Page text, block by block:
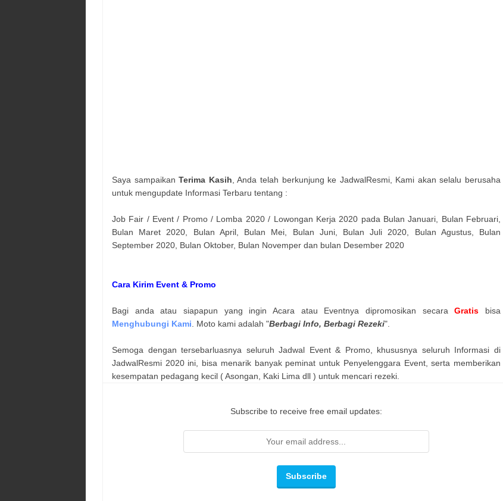
Saya sampaikanTerima Kasih, Anda telah berkunjung ke JadwalResmi, Kami akan selalu berusaha
untuk mengupdate Informasi Terbaru tentang :
Job Fair / Event / Promo / Lomba 2020 / Lowongan Kerja 2020 pada Bulan Januari, Bulan Februari,
Bulan Maret 2020, Bulan April, Bulan Mei, Bulan Juni, Bulan Juli 2020, Bulan Agustus, Bulan
September 2020, Bulan Oktober, Bulan Novemper dan bulan Desember 2020
Cara Kirim Event & Promo
Bagi anda atau siapapun yang ingin Acara atau Eventnya dipromosikan secaraGratis bisa
Menghubungi Kami. Moto kami adalah "Berbagi Info, Berbagi Rezeki".
Semoga dengan tersebarluasnya seluruh Jadwal Event & Promo, khususnya seluruh Informasi di
JadwalResmi 2020 ini, bisa menarik banyak peminat untuk Penyelenggara Event, serta memberikan
kesempatan pedagang kecil ( Asongan, Kaki Lima dll ) untuk mencari rezeki.
Subscribe to receive free email updates: